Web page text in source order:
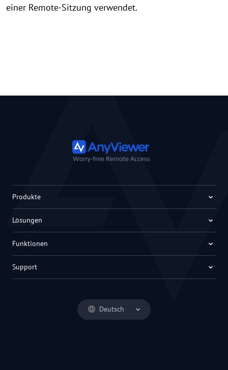
einer Remote-Sitzung verwendet.
Deutsch
Produkte
Lösungen
Funktionen
Support